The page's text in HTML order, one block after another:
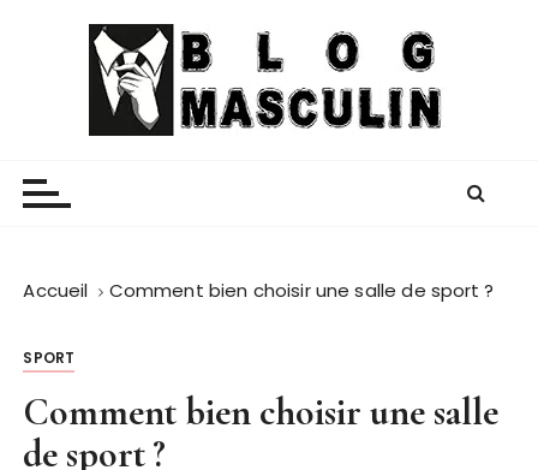
Accueil Comment bien choisir une salle de sport ?
SPORT
Comment bien choisir une salle
de sport ?